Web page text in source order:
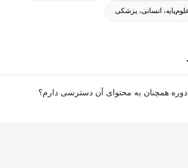
در مرکز آموزش‌های تخصصی دانشکده‌ی
با هوش مصنوعی، نقش مؤثری در تربیت نسل
انسانی، پزشکی
دوره همچنان به محتوای آن دسترسی دارم؟